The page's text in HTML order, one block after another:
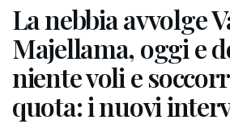
La nebbia avvolge
Majellama, oggi e
niente voli e
quota: i nuovi